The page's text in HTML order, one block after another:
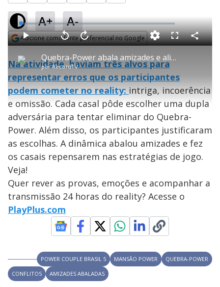
A+ A-
Adicione como fonte preferencial no Google
P
l
a
y
V
i
d
e
Quebra-Power abala amizades e alianças no jogo - Power Couple Brasil 5
porRecordTV
P V
t
r
0
s
e
g
n
d
s
A
n
ç
a
1
0
s
e
u
n
o
s
M
L
o
a
d
e
:
1
.
5
8
%
F
l
e
e
n
C
o
a
Na atividade, haviam três alvos para
representar erros que os participantes
podem cometer no reality:intriga, incoerência
e omissão. Cada casal pôde escolher uma dupla
adversária para tentar eliminar do Quebra-
Power. Além disso, os participantes justificaram
as escolhas. A dinâmica abalou amizades e fez
os casais repensarem nas estratégias de jogo.
Veja!
Quer rever as provas, emoções e acompanhar a
transmissão 24 horas do reality? Acesse o
PlayPlus.com
POWER COUPLE BRASIL 5 MANSÃO POWER
QUEBRA-POWER
CONFLITOS
AMIZADES ABALADAS